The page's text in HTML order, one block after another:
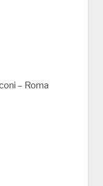
– Roma